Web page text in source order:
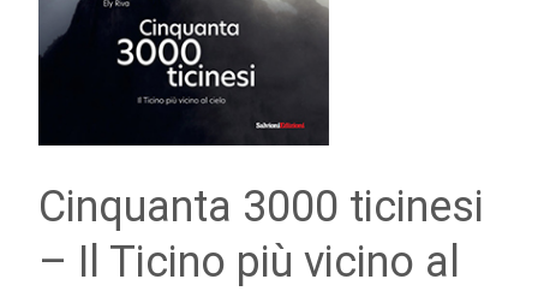
Cinquanta 3000 ticinesi
– Il Ticino più vicino al